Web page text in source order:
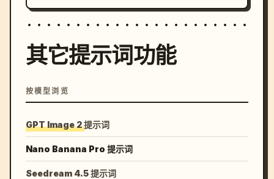
其它提示词功能
按模型浏览
GPT Image 2 提示词
Nano Banana Pro 提示词
Seedream 4.5 提示词